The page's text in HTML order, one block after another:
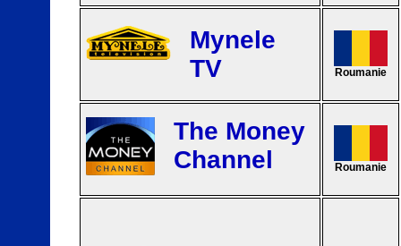
Mynele
TV
Roumanie
The Money
Channel
Roumanie